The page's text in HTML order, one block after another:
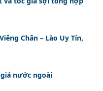
Chăn – Lào Uy Tín,
nước ngoài